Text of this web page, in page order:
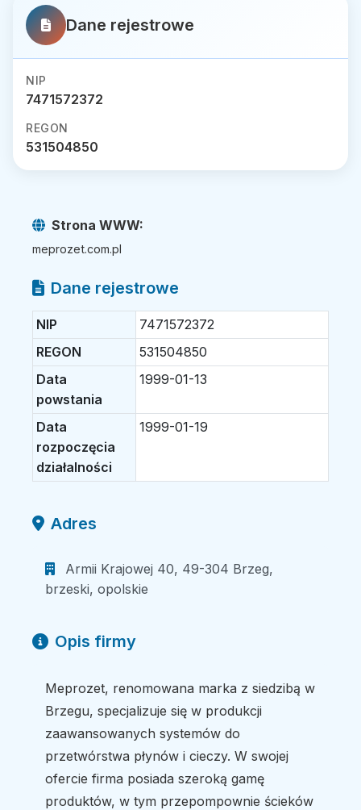
Dane rejestrowe
NIP
7471572372
REGON
531504850
Strona WWW:
meprozet.com.pl
Dane rejestrowe
NIP
7471572372
REGON
531504850
Data
powstania
1999-01-13
Data
rozpoczęcia
działalności
1999-01-19
Adres
Armii Krajowej 40, 49-304 Brzeg,
brzeski, opolskie
Opis firmy
Meprozet, renomowana marka z siedzibą w
Brzegu, specjalizuje się w produkcji
zaawansowanych systemów do
przetwórstwa płynów i cieczy. W swojej
ofercie firma posiada szeroką gamę
produktów, w tym przepompownie ścieków